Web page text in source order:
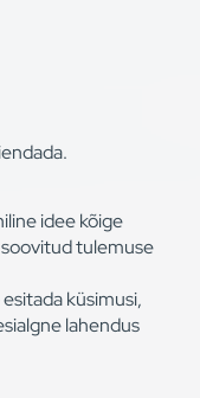
idee kõige
tulemuse
küsimusi,
lahendus